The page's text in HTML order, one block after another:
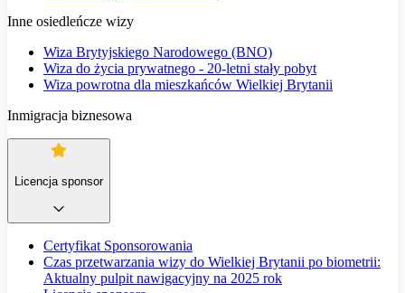
Inne osiedleńcze wizy
Wiza Brytyjskiego Narodowego (BNO)
Wiza do życia prywatnego - 20-letni stały pobyt
Wiza powrotna dla mieszkańców Wielkiej Brytanii
Inmigracja biznesowa
Licencja sponsor
Certyfikat Sponsorowania
Czas przetwarzania wizy do Wielkiej Brytanii po biometrii:
Aktualny pulpit nawigacyjny na 2025 rok